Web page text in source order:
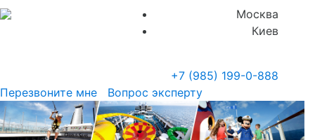
Москва
Киев
+7 (985) 199-0-888
Перезвоните мне
Вопрос эксперту